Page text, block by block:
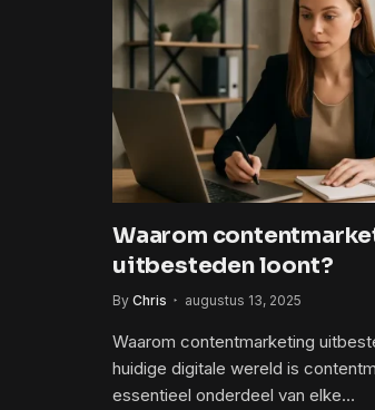
Waarom
uitbesteden loont?
By Chris augustus 13, 2025
Waarom contentmarketing
huidige digitale wereld is
essentieel onderdeel van elke…